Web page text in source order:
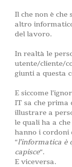
Il che non è
altro
del lavoro.
In realtà le
utente/cliente/
giunti a questa
E siccome
IT sa che prima
illustrare a
le quali ha a
hanno i cordoni
“l’informatica è
capisce“.
E viceversa.